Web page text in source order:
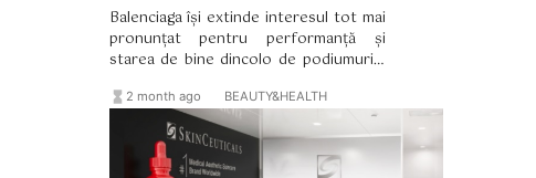
Balenciaga își extinde interesul tot mai
pronunțat pentru performanță și
starea de bine dincolo de podiumurile
care poziționează wellness-ul în centrul
universului luxury.
hourglass_full 2 month ago BEAUTY&HEALTH